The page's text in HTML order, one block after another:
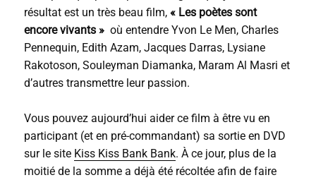
résultat est un très beau film, « Les poètes sont
encore vivants »où entendre Yvon Le Men, Charles
Pennequin, Edith Azam, Jacques Darras, Lysiane
Rakotoson, Souleyman Diamanka, Maram Al Masri et
d’autres transmettre leur passion.
Vous pouvez aujourd’hui aider ce film à être vu en
participant (et en pré-commandant) sa sortie en DVD
sur le site Kiss Kiss Bank Bank. À ce jour, plus de la
moitié de la somme a déjà été récoltée afin de faire